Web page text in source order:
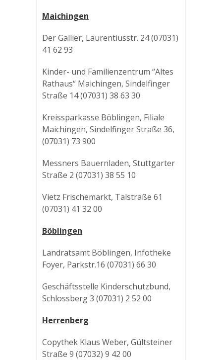
Maichingen
Der Gallier, Laurentiusstr. 24 (07031)
41 62 93
Kinder- und Familienzentrum “Altes
Rathaus“ Maichingen, Sindelfinger
Straße 14 (07031) 38 63 30
Kreissparkasse Böblingen, Filiale
Maichingen, Sindelfinger Straße 36,
(07031) 73 900
Messners Bauernladen, Stuttgarter
Straße 2 (07031) 38 55 10
Vietz Frischemarkt, Talstraße 61
(07031) 41 32 00
Böblingen
Landratsamt Böblingen, Infotheke
Foyer, Parkstr.16 (07031) 66 30
Geschäftsstelle Kinderschutzbund,
Schlossberg 3 (07031) 2 52 00
Herrenberg
Copythek Klaus Weber, Gültsteiner
Straße 9 (07032) 9 42 00